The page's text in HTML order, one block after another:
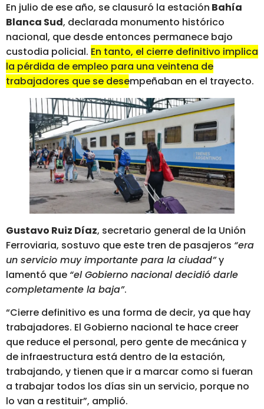
En julio de ese año, se clausuró la estación Bahía
Blanca Sud, declarada monumento histórico
nacional, que desde entonces permanece bajo
custodia policial. En tanto, el cierre definitivo implica
la pérdida de empleo para una veintena de
trabajadores que se desempeñaban en el trayecto.
Gustavo Ruiz Díaz, secretario general de la Unión
Ferroviaria, sostuvo que este tren de pasajeros “era
un servicio muy importante para la ciudad”y
lamentó que“el Gobierno nacional decidió darle
completamente la baja”.
“Cierre definitivo es una forma de decir, ya que hay
trabajadores. El Gobierno nacional te hace creer
que reduce el personal, pero gente de mecánica y
de infraestructura está dentro de la estación,
trabajando, y tienen que ir a marcar como si fueran
a trabajar todos los días sin un servicio, porque no
lo van a restituir”, amplió.